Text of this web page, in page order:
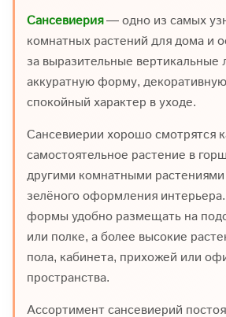
Сансевиерия— одно из самых
комнатных растений для дома и
за выразительные вертикальные
аккуратную форму,
спокойный характер в уходе.
Сансевиерии хорошо смотрятся
самостоятельное растение в
другими комнатными растениями
зелёного оформления
формы удобно размещать на
или полке, а более высокие
пола, кабинета, прихожей или
пространства.
Ассортимент сансевиерий